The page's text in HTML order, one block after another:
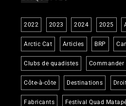
2022 2023 2024 2025
Arctic Cat Articles BRP
Clubs de quadistes Commander
Côte-à-côte Destinations
Fabricants Festival Quad